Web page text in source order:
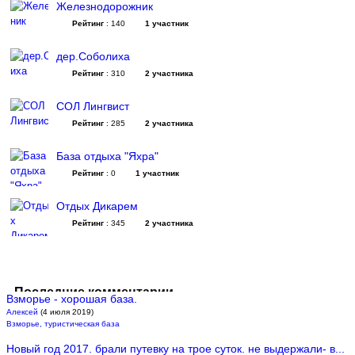
Железнодорожник
Рейтинг : 140 1 участник
дер.Соболиха
Рейтинг : 310 2 участника
СОЛ Лингвист
Рейтинг : 285 2 участника
База отдыха "Яхра"
Рейтинг : 0 1 участник
Отдых Дикарем
Рейтинг : 345 2 участника
Последние комментарии
Взморье - хорошая база.
Алексей (4 июля 2019)
Взморье, туристическая база
Новый год 2017. брали путевку на трое суток. не выдержали- в...